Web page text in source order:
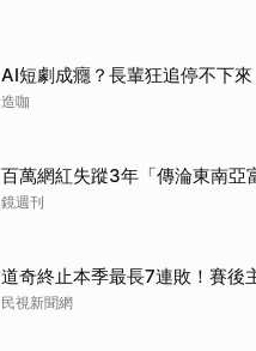
AI短劇成癮？長輩狂追停不下
造咖
百萬網紅失蹤3年「傳淪東南
鏡週刊
道奇終止本季最長7連敗！賽後
民視新聞網